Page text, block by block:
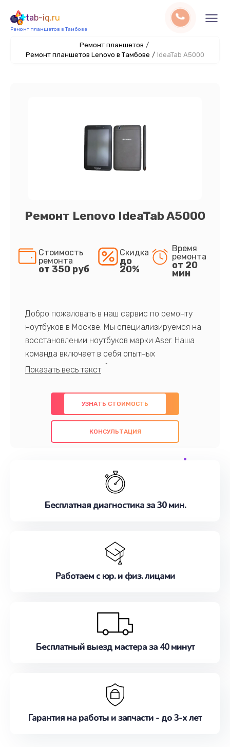
tab-iq.ru
Ремонт планшетов в Тамбове
Ремонт планшетов /
Ремонт планшетов Lenovo в Тамбове / IdeaTab A5000
Ремонт Lenovo IdeaTab A5000
Стоимость
ремонта
от 350 руб
Скидка
до
20%
Время
ремонта
от 20
мин
Добро пожаловать в наш сервис по ремонту
ноутбуков в Москве. Мы специализируемся на
восстановлении ноутбуков марки Aser. Наша
команда включает в себя опытных
профессионалов с обширными знаниями и
предлагаем быстрый и качественный ремонт с
использованием оригинальных компонентов, а
также гарантируем качество всех
проведенных работ. Наша цель - предоставить
обслуживание, удовлетворяя их потребности
наилучшим образом. Не медлите записаться на
УЗНАТЬ СТОИМОСТЬ
КОНСУЛЬТАЦИЯ
Бесплатная диагностика за 30 мин.
Работаем с юр. и физ. лицами
Бесплатный выезд мастера за 40 минут
Гарантия на работы и запчасти - до 3-х лет